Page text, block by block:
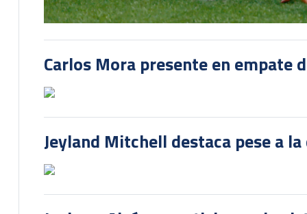
Carlos Mora presente en empate
Jeyland Mitchell destaca pese a